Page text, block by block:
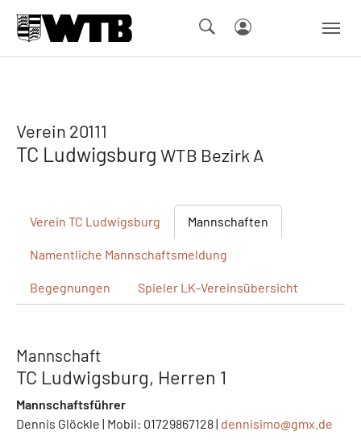
Verein 20111
TC Ludwigsburg WTB Bezirk A
Verein TC Ludwigsburg Mannschaften
Namentliche Mannschaftsmeldung
Begegnungen Spieler LK-Vereinsübersicht
Mannschaft
TC Ludwigsburg, Herren 1
Mannschaftsführer
Dennis Glöckle | Mobil: 01729867128 | dennisimo@gmx.de